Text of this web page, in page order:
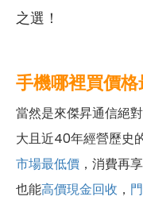
之選！
手機哪裡買價
當然是來傑昇通信絕
大且近40年經營歷史
市場最低價 ，消費再享
也能高價現金回收 ，